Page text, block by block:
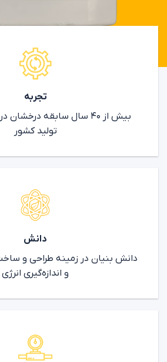
تجربه
بیش از ۴۰ سال سابقه
تولید کشور
دانش
دانش بنیان در زمینه طراحی و
و اندازه‌گیری انرژی